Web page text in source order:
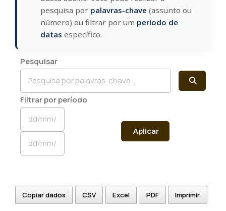
pesquisa por palavras-chave (assunto ou
número) ou filtrar por um período de
datas específico.
Pesquisar
Filtrar por período
Aplicar
Copiar dados CSV Excel PDF Imprimir